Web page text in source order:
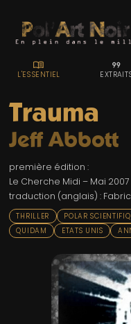
ACCUEIL
TROMBINO
INDEX
RECHERCHE
LIENS & FESTIVALS
UN POLAR AU HASARD
Trauma
Jeff Abbott
première édition :
Le Cherche Midi – Mai 2007
traduction (anglais) :
THRILLER POLAR
QUIDAM
ETATS UNIS
MENU_BOOK
L'ESSENTIEL
FORMAT_QUOTE